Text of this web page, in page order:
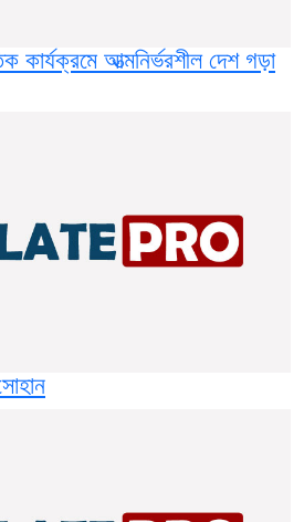
কার্যক্রমে আত্মনির্ভরশীল দেশ গড়া